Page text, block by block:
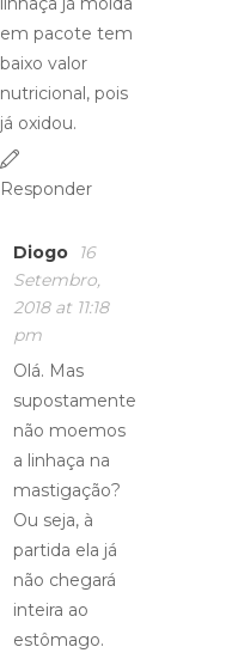
em pacote tem
baixo valor
nutricional, pois
já oxidou.
Responder
Diogo
16
Setembro,
2018 at 11:18
pm
Olá. Mas
supostamente
não moemos
a linhaça na
mastigação?
Ou seja, à
partida ela já
não chegará
inteira ao
estômago.